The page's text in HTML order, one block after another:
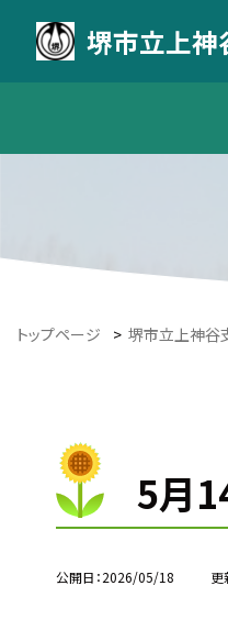
堺市立上神
トップページ > 堺市立上神谷
5月
公開日 2026/05/18 更